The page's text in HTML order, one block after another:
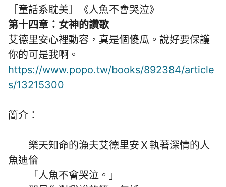
［童話系耽美］《人魚不會哭泣》
第十四章：女神的讚歌
艾德里安心裡動容，真是個傻瓜。說好要保護
你的可是我啊。
https://www.popo.tw/books/892384/article
s/13215300
簡介：
樂天知命的漁夫艾德里安Ｘ執著深情的人
魚迪倫
「人魚不會哭泣。」